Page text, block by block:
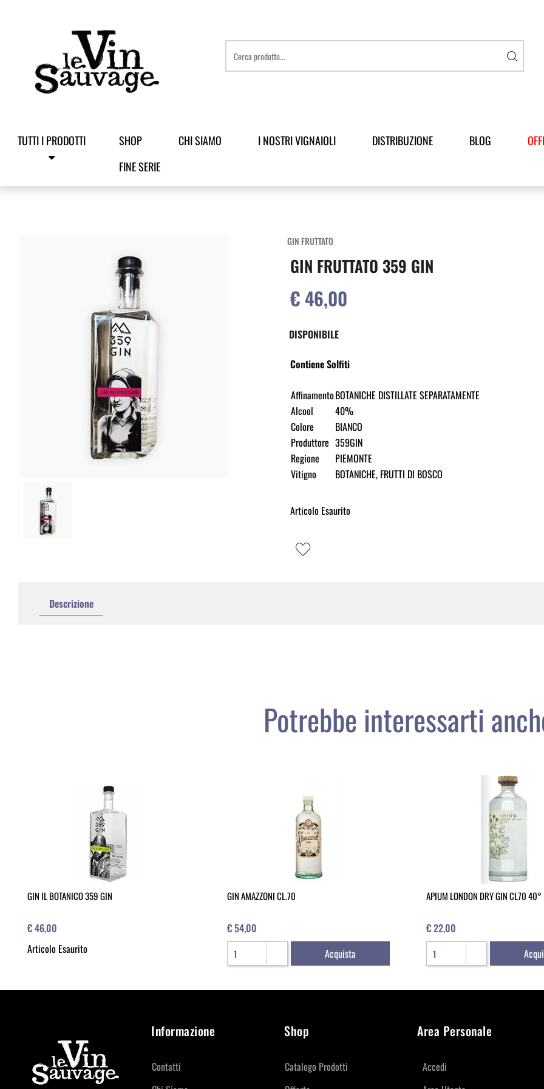
TUTTI I PRODOTTI SHOP CHI SIAMO I NOSTRI VIGNAIOLI DISTRIBUZIONE BLOG
FINE SERIE
GIN FRUTTATO
GIN FRUTTATO 359 GIN
€ 46,00
DISPONIBILE
Contiene Solfiti
AffinamentoBOTANICHE DISTILLATE SEPARATAMENTE
Alcool
40%
Colore
BIANCO
Produttore 359GIN
Regione
PIEMONTE
Vitigno
BOTANICHE, FRUTTI DI BOSCO
Articolo Esaurito
Descrizione
Potrebbe interessarti
GIN IL BOTANICO 359 GIN
€ 46,00
Articolo Esaurito
GIN AMAZZONI CL.70
€ 54,00
Quantità
Acquista
APIUM LONDON DRY GIN CL70 40°
€ 22,00
Quantità
Informazione
Contatti
Shop
Catalogo Prodotti
Area Personale
Accedi